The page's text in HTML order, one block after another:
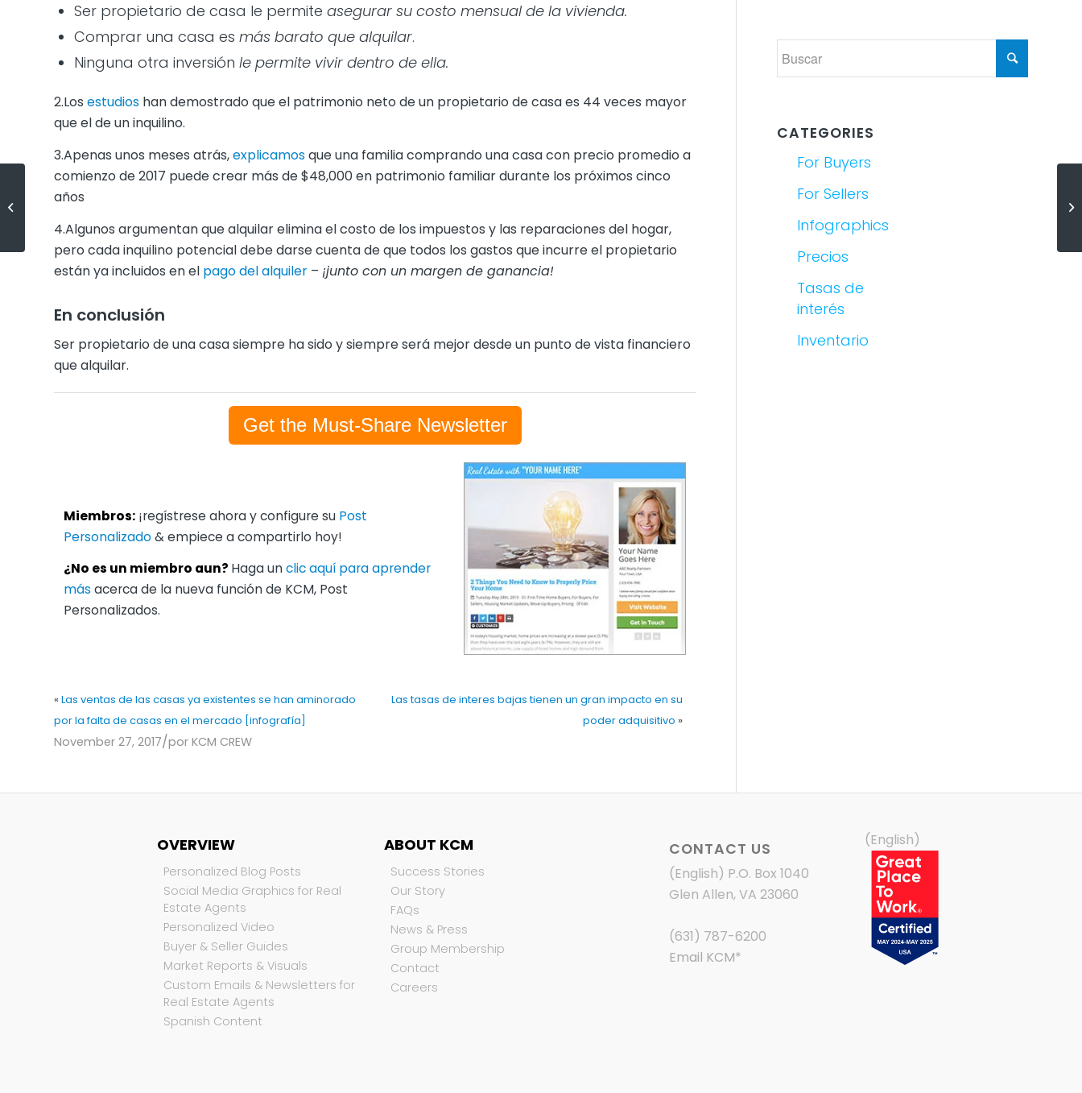
Ser propietario de casa le permite asegurar su costo mensual de la vivienda.
Comprar una casa es más barato que alquilar.
Ninguna otra inversión le permite vivir dentro de ella.
2.Los estudios han demostrado que el patrimonio neto de un propietario de casa es 44 veces mayor
que el de un inquilino.
3.Apenas unos meses atrás,explicamosque una familia comprando una casa con precio promedio a
comienzo de 2017 puede crear más de $48,000 en patrimonio familiar durante los próximos cinco
años
4.Algunos argumentan que alquilar elimina el costo de los impuestos y las reparaciones del hogar,
pero cada inquilino potencial debe darse cuenta de que todos los gastos que incurre el propietario
están ya incluidos en el pago del alquiler – ¡junto con un margen de ganancia!
En conclusión
Ser propietario de una casa siempre ha sido y siempre será mejor desde un punto de vista financiero
que alquilar.
Get the Must-Share Newsletter
Miembros: ¡regístrese ahora y configure su Post
Personalizado& empiece a compartirlo hoy!
¿No es un miembro aun? Haga unclic aquí para aprender
más acerca de la nueva función de KCM, Post
Personalizados.
« Las ventas de las casas ya existentes se han aminorado
por la falta de casas en el mercado [infografía]
Las tasas de interes bajas tienen un gran impacto en su
poder adquisitivo »
November 27, 2017/por KCM CREW
CATEGORIES
For Buyers
For Sellers
Infographics
Precios
Tasas de
interés
Inventario
OVERVIEW
Personalized Blog Posts
Social Media Graphics for Real
Estate Agents
Personalized Video
Buyer & Seller Guides
Market Reports & Visuals
Custom Emails & Newsletters for
Real Estate Agents
Spanish Content
ABOUT KCM
Success Stories
Our Story
FAQs
News & Press
Group Membership
Contact
Careers
CONTACT US
(English) P.O. Box 1040
Glen Allen, VA 23060
(631) 787-6200
Email KCM*
(English)
Las ventas de las casas ya
existentes se han aminorado por
[infografía]